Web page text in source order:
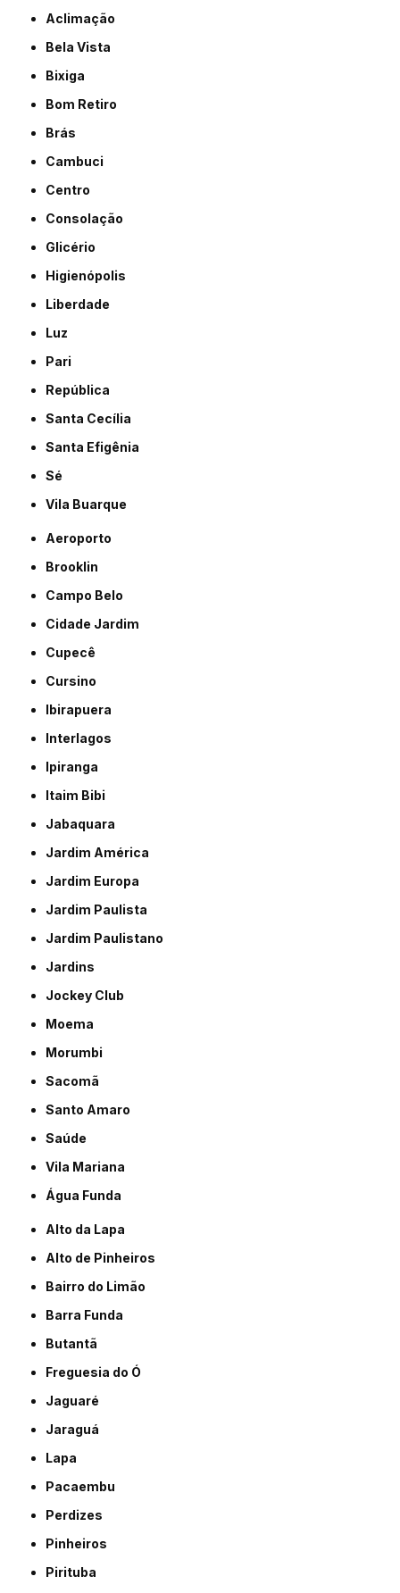
Aclimação
Bela Vista
Bixiga
Bom Retiro
Brás
Cambuci
Centro
Consolação
Glicério
Higienópolis
Liberdade
Luz
Pari
República
Santa Cecília
Santa Efigênia
Sé
Vila Buarque
Aeroporto
Brooklin
Campo Belo
Cidade Jardim
Cupecê
Cursino
Ibirapuera
Interlagos
Ipiranga
Itaim Bibi
Jabaquara
Jardim América
Jardim Europa
Jardim Paulista
Jardim Paulistano
Jardins
Jockey Club
Moema
Morumbi
Sacomã
Santo Amaro
Saúde
Vila Mariana
Água Funda
Alto da Lapa
Alto de Pinheiros
Bairro do Limão
Barra Funda
Butantã
Freguesia do Ó
Jaguaré
Jaraguá
Lapa
Pacaembu
Perdizes
Pinheiros
Pirituba